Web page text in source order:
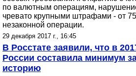
по валютным операциям,
чревато крупными штрафами - от
незаконной операции.
29 декабря 2017 г., 16:45
В Росстате заявили, что в
России составила минимум
историю